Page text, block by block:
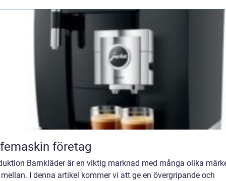
företag
Barnkläder är en viktig marknad med många olika
I denna artikel kommer vi att ge en övergripande och